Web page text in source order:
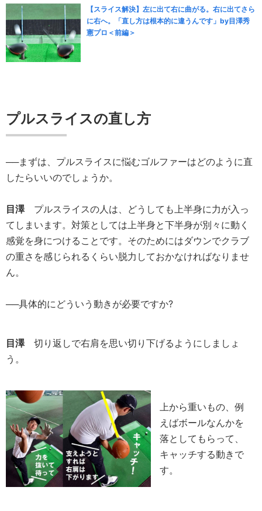
【スライス解決】左に出て右に曲がる。右に出てさら
に右へ。「直し方は根本的に違うんです」by目澤秀
憲プロ＜前編＞
プルスライスの直し方
──まずは、プルスライスに悩むゴルファーはどのように直
したらいいのでしょうか。
目澤プルスライスの人は、どうしても上半身に力が入っ
てしまいます。対策としては上半身と下半身が別々に動く
感覚を身につけることです。そのためにはダウンでクラブ
の重さを感じられるくらい脱力しておかなければなりませ
ん。
──具体的にどういう動きが必要ですか?
目澤切り返しで右肩を思い切り下げるようにしましょ
う。
上から重いもの、例
えばボールなんかを
落としてもらって、
キャッチする動きで
す。